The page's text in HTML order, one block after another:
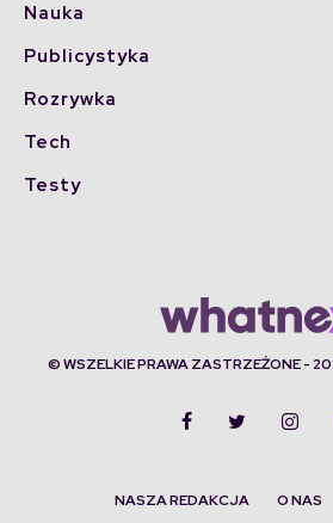
Nauka
Publicystyka
Rozrywka
Tech
Testy
© WSZELKIE PRAWA ZASTRZEŻONE -
NASZA REDAKCJA O NAS